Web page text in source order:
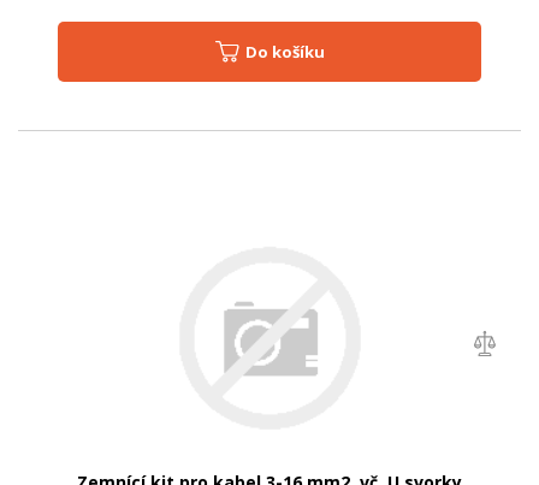
Do košíku